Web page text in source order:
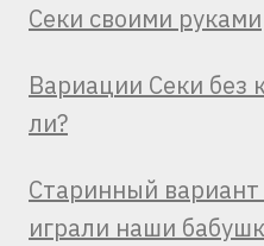
Секи своими руками
Вариации Секи без
ли?
Старинный
играли наши